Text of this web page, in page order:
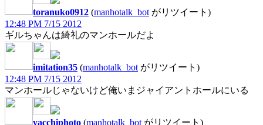
toranuko0912 (manhotalk_bot がリツイート)
12:48 PM 7/15 2012
ギルちゃんは綺礼のマンホールだよ
imitation35 (manhotalk_bot がリツイート)
12:48 PM 7/15 2012
マンホールじゃないけど俺いまジャイアントホールにいる
yacchiphoto (manhotalk_bot がリツイート)